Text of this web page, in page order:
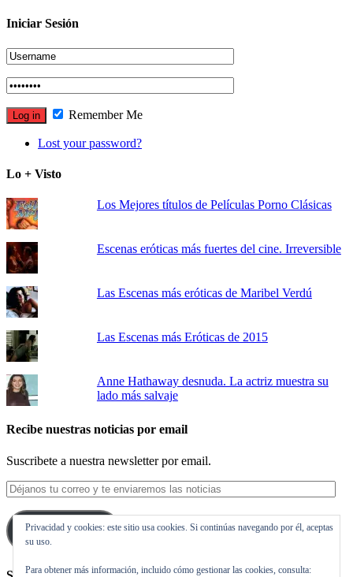
Iniciar Sesión
Remember Me
Lost your password?
Lo + Visto
Los Mejores títulos de Películas Porno Clásicas
Escenas eróticas más fuertes del cine. Irreversible
Las Escenas más eróticas de Maribel Verdú
Las Escenas más Eróticas de 2015
Anne Hathaway desnuda. La actriz muestra su
lado más salvaje
Recibe nuestras noticias por email
Suscribete a nuestra newsletter por email.
Déjanos
tu
correo
y
te
las
Suscribirse
Privacidad y cookies: este sitio usa cookies. Si continúas navegando por él, aceptas
su uso.
Para obtener más información, incluido cómo gestionar las cookies, consulta: